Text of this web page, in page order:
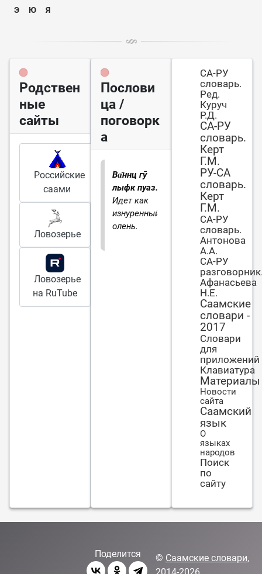
Э Ю Я
Родствен
ные
сайты
Российские
саами
Ловозерье
Ловозерье
на RuTube
Послови
ца /
поговорк
а
Ва̄ннц гӯ
лыфк пуаз.
Идет как
изнуренный
олень.
СА-РУ
словарь.
Ред.
Куруч
Р.Д.
СА-РУ
словарь.
Керт
Г.М.
РУ-СА
словарь.
Керт
Г.М.
СА-РУ
словарь.
Антонова
А.А.
СА-РУ
Афанасьева
Н.Е.
Саамские
словари -
2017
Словари
для
приложений
Клавиатура
Материалы
Новости
сайта
Саамский
язык
О
языках
народов
Поиск
по
сайту
Поделится © Саамские словари,